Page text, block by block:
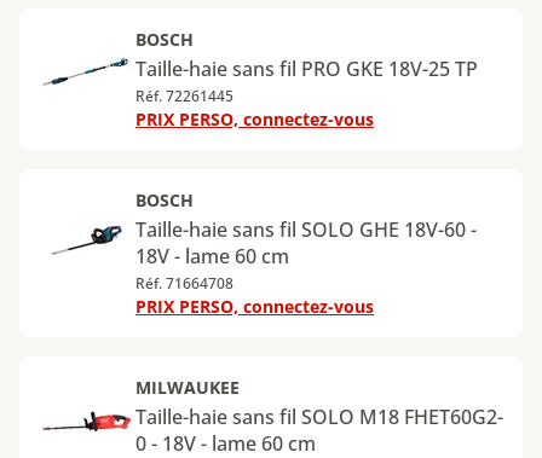
BOSCH
Taille-haie sans fil PRO GKE 18V-25 TP
Réf. 72261445
PRIX PERSO, connectez-vous
BOSCH
Taille-haie sans fil SOLO GHE 18V-60 -
18V - lame 60 cm
Réf. 71664708
PRIX PERSO, connectez-vous
MILWAUKEE
Taille-haie sans fil SOLO M18 FHET60G2-
0 - 18V - lame 60 cm